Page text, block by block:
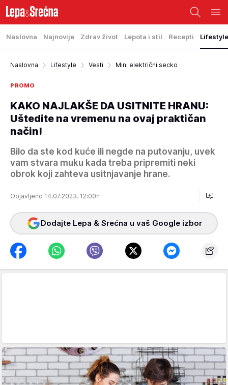
Naslovna Najnovije Zdrav život Lepota i stil Recepti Lifestyle
Naslovna Lifestyle Vesti Mini električni secko
PROMO
KAKO NAJLAKŠE DA USITNITE HRANU:
Uštedite na vremenu na ovaj praktičan
način!
Bilo da ste kod kuće ili negde na putovanju, uvek
vam stvara muku kada treba pripremiti neki
obrok koji zahteva usitnjavanje hrane.
Objavljeno 14.07.2023. 12:00h
Dodajte Lepa & Srećna u vaš Google izbor